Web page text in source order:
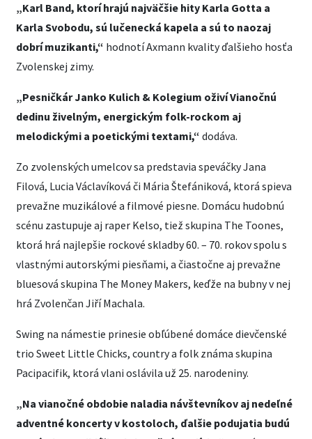
„Karl Band, ktorí hrajú najväčšie hity Karla Gotta a
Karla Svobodu, sú lučenecká kapela a sú to naozaj
dobrí muzikanti,“ hodnotí Axmann kvality ďalšieho hosťa
Zvolenskej zimy.
„Pesničkár Janko Kulich & Kolegium oživí Vianočnú
dedinu živelným, energickým folk-rockom aj
melodickými a poetickými textami,“ dodáva.
Zo zvolenských umelcov sa predstavia speváčky Jana
Filová, Lucia Václavíková či Mária Štefániková, ktorá spieva
prevažne muzikálové a filmové piesne. Domácu hudobnú
scénu zastupuje aj raper Kelso, tiež skupina The Toones,
ktorá hrá najlepšie rockové skladby 60. – 70. rokov spolu s
vlastnými autorskými piesňami, a čiastočne aj prevažne
bluesová skupina The Money Makers, keďže na bubny v nej
hrá Zvolenčan Jiří Machala.
Swing na námestie prinesie obľúbené domáce dievčenské
trio Sweet Little Chicks, country a folk známa skupina
Pacipacifik, ktorá vlani oslávila už 25. narodeniny.
„Na vianočné obdobie naladia návštevníkov aj nedeľné
adventné koncerty v kostoloch, ďalšie podujatia budú